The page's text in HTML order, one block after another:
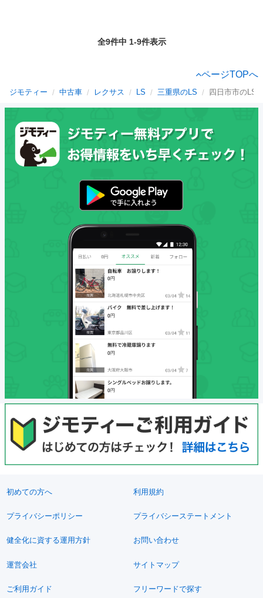
全9件中 1-9件表示
ページTOPへ
ジモティー 中古車 レクサス LS 三重県のLS 四日市市のLS
初めての方へ 利用規約
プライバシーポリシー プライバシーステートメント
健全化に資する運用方針 お問い合わせ
運営会社 サイトマップ
ご利用ガイド フリーワードで探す